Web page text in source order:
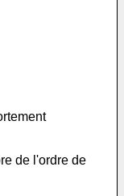
de l'ordre de